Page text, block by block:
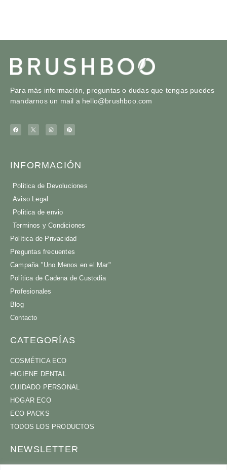
Para más información, preguntas o dudas que tengas puedes
mandarnos un mail a hello@brushboo.com
INFORMACIÓN
Politica de Devoluciones
Aviso Legal
Politica de envio
Terminos y Condiciones
Política de Privacidad
Preguntas frecuentes
Campaña "Uno Menos en el Mar"
Política de Cadena de Custodia
Profesionales
Blog
Contacto
CATEGORÍAS
COSMÉTICA ECO
HIGIENE DENTAL
CUIDADO PERSONAL
HOGAR ECO
ECO PACKS
TODOS LOS PRODUCTOS
NEWSLETTER